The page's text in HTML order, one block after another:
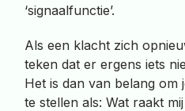
‘signaalfunctie’.
Als een klacht zich
teken dat er ergens iets
Het is dan van belang
te stellen als: Wat raakt